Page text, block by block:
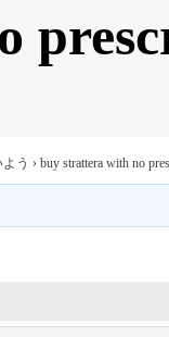
う › buy strattera with no